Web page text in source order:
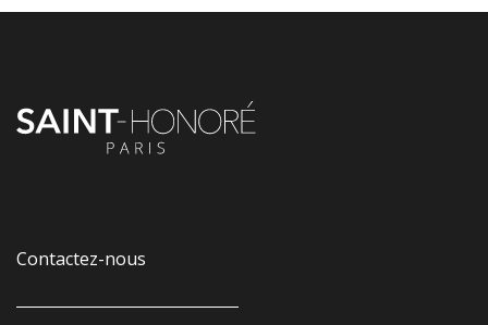
Contactez-nous